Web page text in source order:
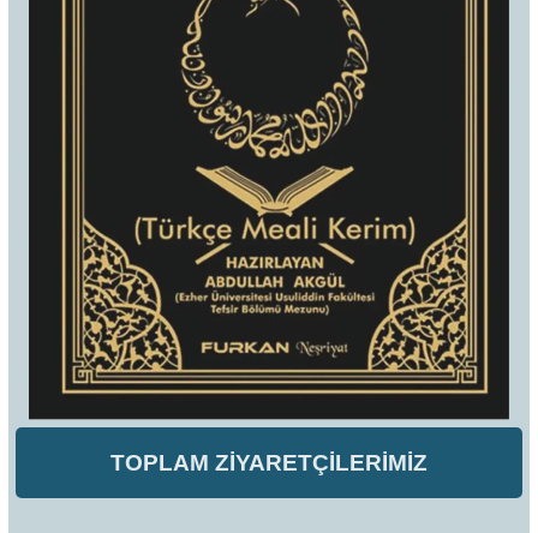
TOPLAM ZİYARETÇİLERİMİZ